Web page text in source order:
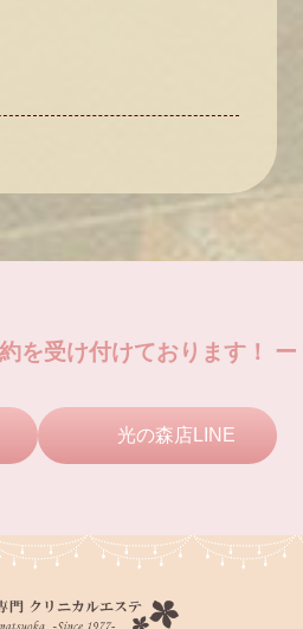
を受け付けております！ ー
光の森店LINE